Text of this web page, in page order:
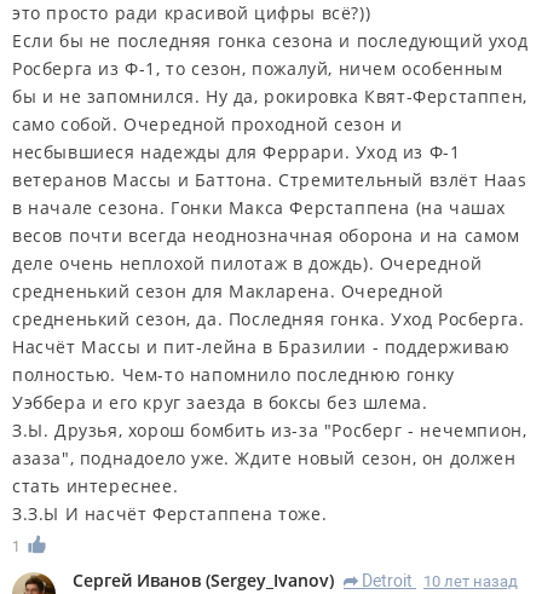
это просто ради красивой цифры всё?))
Если бы не последняя гонка сезона и последующий уход
Росберга из Ф-1, то сезон, пожалуй, ничем особенным
бы и не запомнился. Ну да, рокировка Квят-Ферстаппен,
само собой. Очередной проходной сезон и
несбывшиеся надежды для Феррари. Уход из Ф-1
ветеранов Массы и Баттона. Стремительный взлёт Haas
в начале сезона. Гонки Макса Ферстаппена (на чашах
весов почти всегда неоднозначная оборона и на самом
деле очень неплохой пилотаж в дождь). Очередной
средненький сезон для Макларена. Очередной
средненький сезон, да. Последняя гонка. Уход Росберга.
Насчёт Массы и пит-лейна в Бразилии - поддерживаю
полностью. Чем-то напомнило последнюю гонку
Уэббера и его круг заезда в боксы без шлема.
З.Ы. Друзья, хорош бомбить из-за "Росберг - нечемпион,
азаза", поднадоело уже. Ждите новый сезон, он должен
стать интереснее.
З.З.Ы И насчёт Ферстаппена тоже.
1
Сергей Иванов (Sergey_Ivanov) R Detroit 10 лет назад